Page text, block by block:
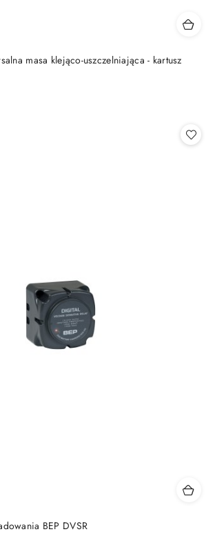
masa klejąco-uszczelniająca - kartusz
BEP DVSR